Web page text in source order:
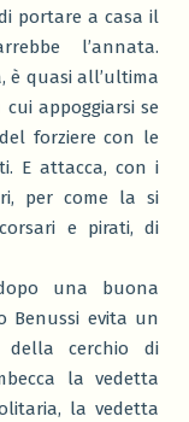
portare a casa il
l’annata.
è quasi all’ultima
appoggiarsi se
forziere con le
E attacca, con i
per come la si
e pirati, di
una buona
Benussi evita un
della cerchio di
la vedetta
la vedetta